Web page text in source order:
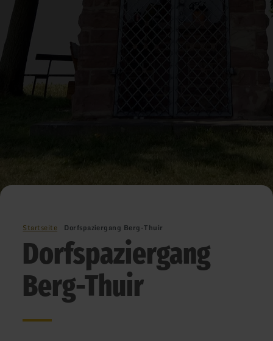
Startseite Dorfspaziergang Berg-Thuir
Dorfspaziergang
Berg-Thuir